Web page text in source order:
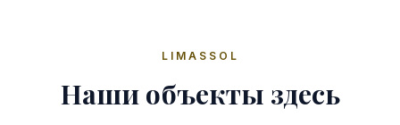
LIMASSOL
Наши объекты здесь